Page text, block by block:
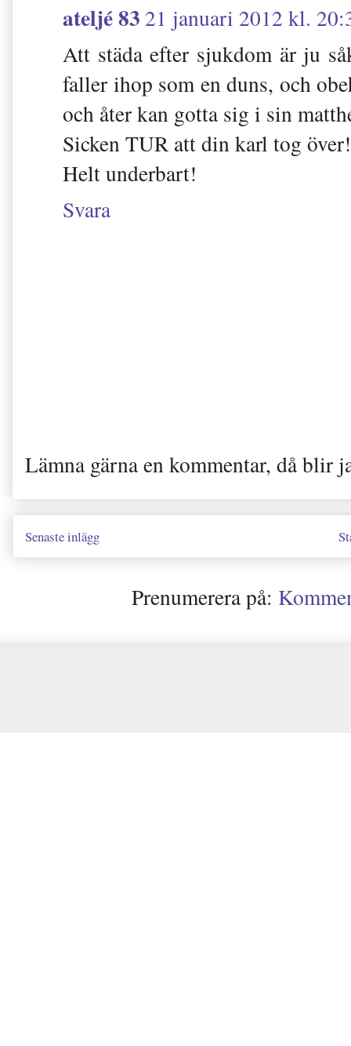
ateljé 83 21 januari 2012 kl.
Att städa efter sjukdom är ju
faller ihop som en duns, och
och åter kan gotta sig i sin
Sicken TUR att din karl tog över!
Helt underbart!
Svara
Lämna gärna en kommentar, då blir
Senaste inlägg
Prenumerera på: